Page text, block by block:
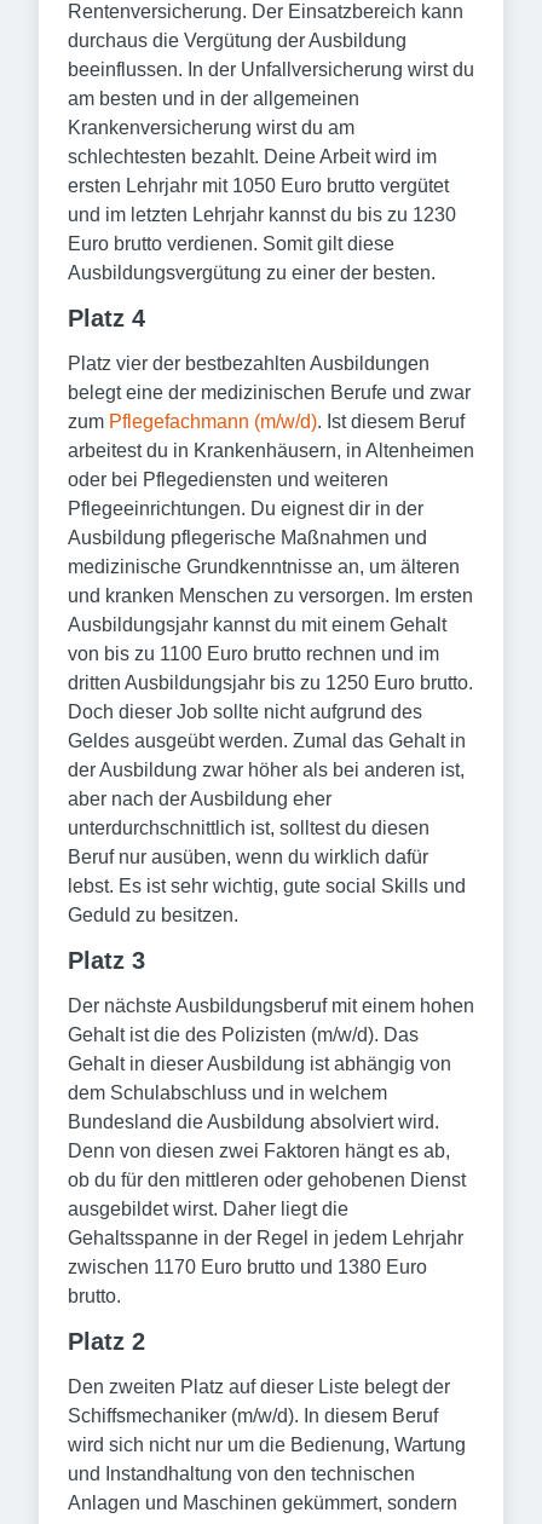
Rentenversicherung. Der Einsatzbereich kann
durchaus die Vergütung der Ausbildung
beeinflussen. In der Unfallversicherung wirst du
am besten und in der allgemeinen
Krankenversicherung wirst du am
schlechtesten bezahlt. Deine Arbeit wird im
ersten Lehrjahr mit 1050 Euro brutto vergütet
und im letzten Lehrjahr kannst du bis zu 1230
Euro brutto verdienen. Somit gilt diese
Ausbildungsvergütung zu einer der besten.
Platz 4
Platz vier der bestbezahlten Ausbildungen
belegt eine der medizinischen Berufe und zwar
zum Pflegefachmann (m/w/d). Ist diesem Beruf
arbeitest du in Krankenhäusern, in Altenheimen
oder bei Pflegediensten und weiteren
Pflegeeinrichtungen. Du eignest dir in der
Ausbildung pflegerische Maßnahmen und
medizinische Grundkenntnisse an, um älteren
und kranken Menschen zu versorgen. Im ersten
Ausbildungsjahr kannst du mit einem Gehalt
von bis zu 1100 Euro brutto rechnen und im
dritten Ausbildungsjahr bis zu 1250 Euro brutto.
Doch dieser Job sollte nicht aufgrund des
Geldes ausgeübt werden. Zumal das Gehalt in
der Ausbildung zwar höher als bei anderen ist,
aber nach der Ausbildung eher
unterdurchschnittlich ist, solltest du diesen
Beruf nur ausüben, wenn du wirklich dafür
lebst. Es ist sehr wichtig, gute social Skills und
Geduld zu besitzen.
Platz 3
Der nächste Ausbildungsberuf mit einem hohen
Gehalt ist die des Polizisten (m/w/d). Das
Gehalt in dieser Ausbildung ist abhängig von
dem Schulabschluss und in welchem
Bundesland die Ausbildung absolviert wird.
Denn von diesen zwei Faktoren hängt es ab,
ob du für den mittleren oder gehobenen Dienst
ausgebildet wirst. Daher liegt die
Gehaltsspanne in der Regel in jedem Lehrjahr
zwischen 1170 Euro brutto und 1380 Euro
brutto.
Platz 2
Den zweiten Platz auf dieser Liste belegt der
Schiffsmechaniker (m/w/d). In diesem Beruf
wird sich nicht nur um die Bedienung, Wartung
und Instandhaltung von den technischen
Anlagen und Maschinen gekümmert, sondern